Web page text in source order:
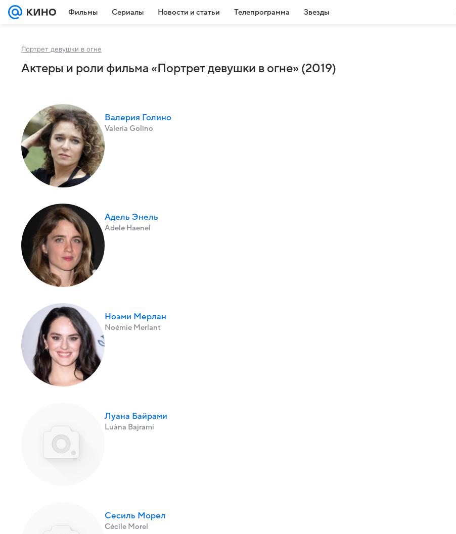
Фильмы Сериалы Новости и статьи Телепрограмма Звезды
Портрет девушки в огне
Актеры и роли фильма «Портрет девушки в огне» (2019)
Валерия Голино
Valeria Golino
Адель Энель
Adele Haenel
Ноэми Мерлан
Noémie Merlant
Луана Байрами
Luàna Bajrami
Сесиль Морел
Cécile Morel